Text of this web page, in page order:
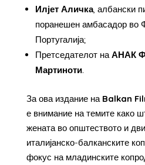
Илјет Аличка, албански
поранешен амбасадор во
Португалија;
Претседателот на АНАК
Мартиноти.
За ова издание на Balkan
е внимание на темите како
жената во општеството и
италијанско-балканските
фокус на младинските